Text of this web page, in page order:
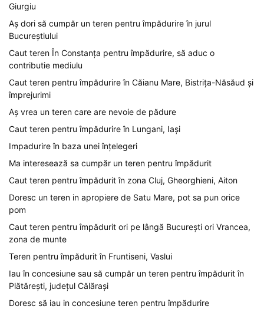
Giurgiu
Aș dori să cumpăr un teren pentru împădurire în jurul
Bucureștiului
Caut teren În Constanța pentru împădurire, să aduc o
contributie mediulu
Caut teren pentru împădurire în Căianu Mare, Bistrița-Năsăud și
împrejurimi
Aș vrea un teren care are nevoie de pădure
Caut teren pentru împădurire în Lungani, Iași
Impadurire în baza unei înțelegeri
Ma interesează sa cumpăr un teren pentru împădurit
Caut teren pentru împădurit în zona Cluj, Gheorghieni, Aiton
Doresc un teren in apropiere de Satu Mare, pot sa pun orice
pom
Caut teren pentru împădurit ori pe lângă București ori Vrancea,
zona de munte
Teren pentru împădurit în Fruntiseni, Vaslui
Iau în concesiune sau să cumpăr un teren pentru împădurit în
Plătărești, județul Călărași
Doresc să iau in concesiune teren pentru împădurire